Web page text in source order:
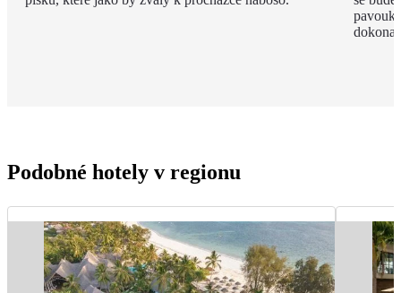
Podobné hotely v regionu